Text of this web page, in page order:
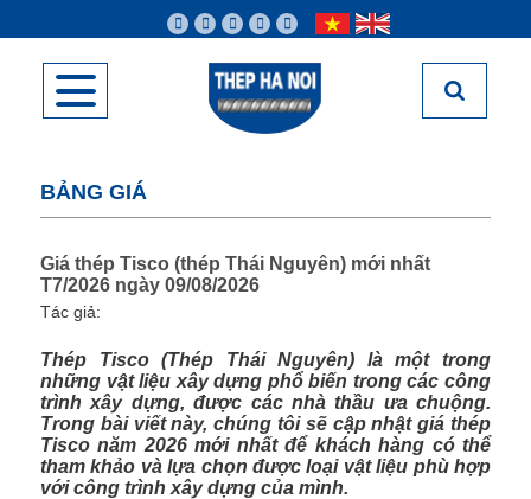
BẢNG GIÁ
Giá thép Tisco (thép Thái Nguyên) mới nhất
T7/2026 ngày 09/08/2026
Tác giả:
Thép Tisco (Thép Thái Nguyên) là một trong
những vật liệu xây dựng phổ biến trong các công
trình xây dựng, được các nhà thầu ưa chuộng.
Trong bài viết này, chúng tôi sẽ cập nhật giá thép
Tisco năm 2026 mới nhất để khách hàng có thể
tham khảo và lựa chọn được loại vật liệu phù hợp
với công trình xây dựng của mình.